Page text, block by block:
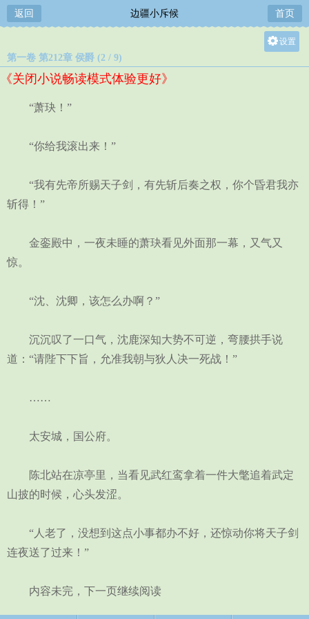
返回 边疆小斥候 首页
设置
第一卷 第212章 侯爵 (2 / 9)
《关闭小说畅读模式体验更好》
“萧玦！”
“你给我滚出来！”
“我有先帝所赐天子剑，有先斩后奏之权，你个昏君我亦
斩得！”
金銮殿中，一夜未睡的萧玦看见外面那一幕，又气又
惊。
“沈、沈卿，该怎么办啊？”
沉沉叹了一口气，沈鹿深知大势不可逆，弯腰拱手说
道：“请陛下下旨，允准我朝与狄人决一死战！”
……
太安城，国公府。
陈北站在凉亭里，当看见武红鸾拿着一件大氅追着武定
山披的时候，心头发涩。
“人老了，没想到这点小事都办不好，还惊动你将天子剑
连夜送了过来！”
内容未完，下一页继续阅读